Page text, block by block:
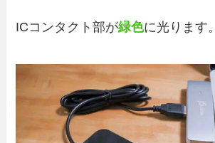
ICコンタクト部が緑色に光ります。